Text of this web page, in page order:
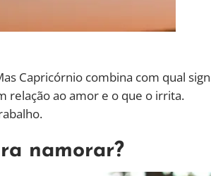
Capricórnio combina com qual
relação ao amor e o que o irrita.
namorar?